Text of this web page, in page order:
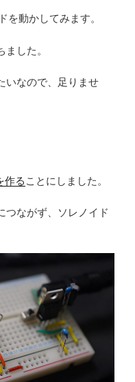
を動かしてみます。
ました。
いなので、足りませ
作る ことにしました。
つながず、ソレノイド